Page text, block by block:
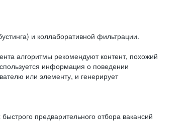
и коллаборативной фильтрации.
алгоритмы рекомендуют контент, похожий
информация о поведении
или элементу, и генерирует
предварительного отбора вакансий